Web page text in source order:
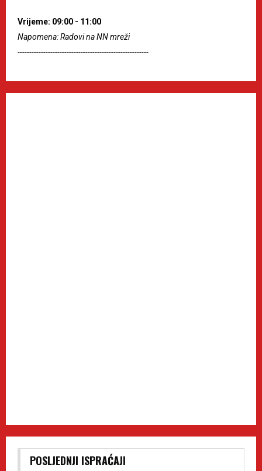
Vrijeme: 09:00 - 11:00
Napomena: Radovi na NN mreži
--------------------------------------------------------
POSLJEDNJI ISPRAĆAJI